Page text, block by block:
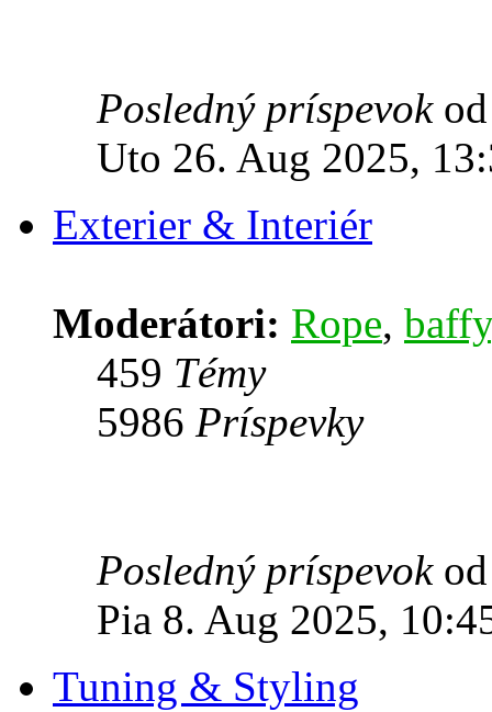
Posledný príspevok
Uto 26. Aug 2025,
Exterier & Interiér
Moderátori: Rope, baffy
459 Témy
5986 Príspevky
Posledný príspevok
Pia 8. Aug 2025,
Tuning & Styling